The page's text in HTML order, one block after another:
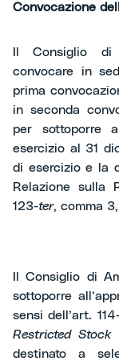
Convocazione
Il Consiglio di
convocare in
prima
in seconda
per sottoporre
esercizio al 31
di esercizio e la
Relazione sulla
123-ter, comma
Il Consiglio di
sottoporre
sensi dell’art.
Restricted Stock
destinato a